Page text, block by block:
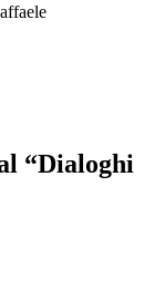
“Dialoghi